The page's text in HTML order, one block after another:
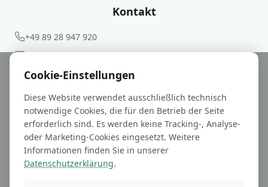
Kontakt
+49 89 28 947 920
info@en-gutachter.de
Weitere
Glossar
Experte Christoph Prestele
BESS Knowledge Hub
Cookie-Einstellungen
Diese Website verwendet ausschließlich technisch
notwendige Cookies, die für den Betrieb der Seite
erforderlich sind. Es werden keine Tracking-, Analyse-
oder Marketing-Cookies eingesetzt. Weitere
Informationen finden Sie in unserer
Datenschutzerklärung.